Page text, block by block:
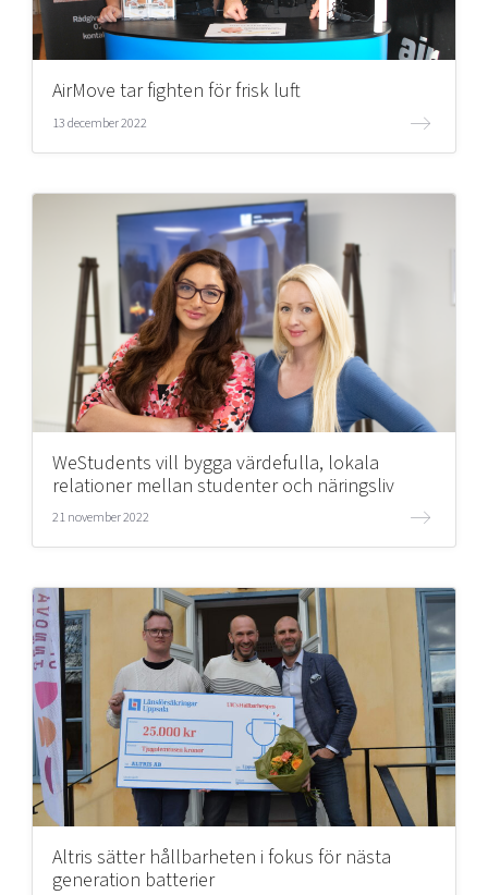
AirMove tar fighten för frisk luft
13 december 2022
WeStudents vill bygga värdefulla, lokala
relationer mellan studenter och näringsliv
21 november 2022
Altris sätter hållbarheten i fokus för nästa
generation batterier